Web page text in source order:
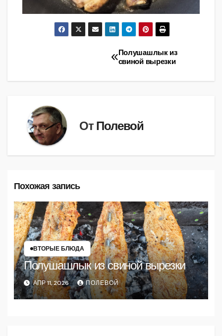
по
Полушашлык из
свиной вырезки
От Полевой
Похожая запись
ВТОРЫЕ БЛЮДА
Полушашлык из свиной вырезки
АПР 11, 2026 ПОЛЕВОЙ